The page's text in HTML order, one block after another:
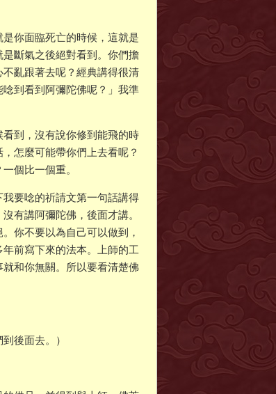
你面臨死亡的時候，這就是
斷氣之後絕對看到。你們擔
亂跟著去呢？經典講得很清
到看到阿彌陀佛呢？」我準
到，沒有說你修到能飛的時
怎麼可能帶你們上去看呢？
個比一個重。
要唸的祈請文第一句話講得
有講阿彌陀佛，後面才講。
你不要以為自己可以做到，
前寫下來的法本。上師的工
和你無關。所以要看清楚佛
後面去。）